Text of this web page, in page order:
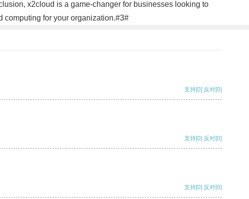
x2cloud is a game-changer for businesses looking to
computing for your organization.#3#
支持[0] 反对[0]
支持[0] 反对[0]
支持[0] 反对[0]